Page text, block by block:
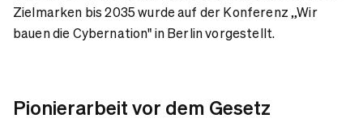
Zielmarken bis 2035 wurde auf der Konferenz „Wir
bauen die Cybernation" in Berlin vorgestellt.
Pionierarbeit vor dem Gesetz